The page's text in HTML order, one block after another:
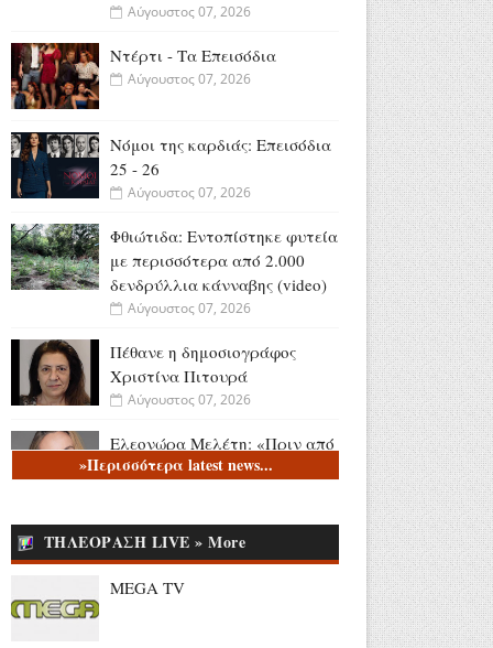
Αύγουστος 07, 2026
Ντέρτι - Τα Επεισόδια
Αύγουστος 07, 2026
Νόμοι της καρδιάς: Επεισόδια
25 - 26
Αύγουστος 07, 2026
Φθιώτιδα: Εντοπίστηκε φυτεία
με περισσότερα από 2.000
δενδρύλλια κάνναβης (video)
Αύγουστος 07, 2026
Πέθανε η δημοσιογράφος
Χριστίνα Πιτουρά
Αύγουστος 07, 2026
Ελεονώρα Μελέτη: «Πριν από
9 χρόνια, στην ίδια παραλία,
(photo)
Αύγουστος 07, 2026
»Περισσότερα latest news...
ΤΗΛΕΟΡΑΣΗ LIVE » More
MEGA TV